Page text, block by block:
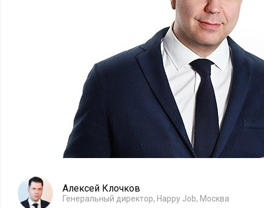
Алексей Клочков
Генеральный директор, Happy Job, Москва